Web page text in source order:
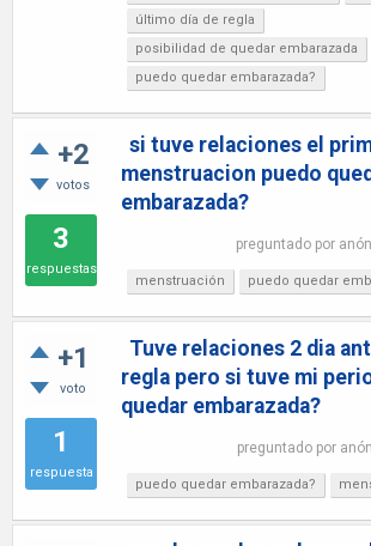
último día de regla
posibilidad de quedar embarazada
puedo quedar embarazada?
+2
votos
3
respuestas
si tuve relaciones el
menstruacion puedo
embarazada?
preguntado por
menstruación puedo quedar
+1
voto
1
respuesta
Tuve relaciones 2 dia
regla pero si tuve mi
quedar embarazada?
preguntado por
puedo quedar embarazada?